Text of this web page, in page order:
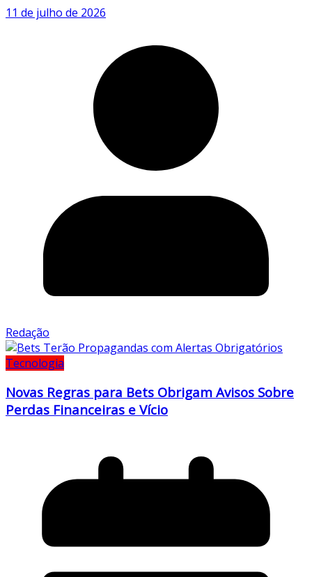
11 de julho de 2026
Redação
Tecnologia
Novas Regras para Bets Obrigam Avisos Sobre
Perdas Financeiras e Vício